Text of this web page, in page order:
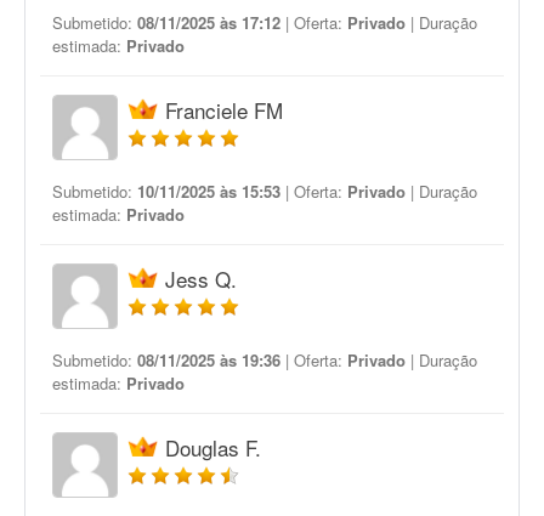
Submetido: 08/11/2025 às 17:12 | Oferta: Privado | Duração
estimada: Privado
Franciele FM
Submetido: 10/11/2025 às 15:53 | Oferta: Privado | Duração
estimada: Privado
Jess Q.
Submetido: 08/11/2025 às 19:36 | Oferta: Privado | Duração
estimada: Privado
Douglas F.